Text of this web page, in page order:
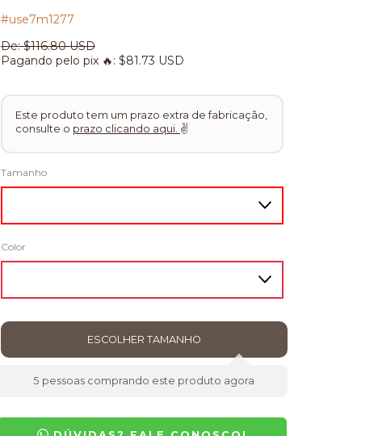
#use7m1277
De:$116.80 USD
Pagando pelo pix 🔥: $81.73 USD
Este produto tem um prazo extra de fabricação,
consulte o prazo clicando aqui. ✌
Tamanho
Color
5 pessoas comprando este produto agora